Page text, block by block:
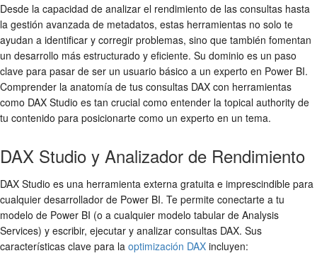
Desde la capacidad de analizar el rendimiento de las consultas hasta
la gestión avanzada de metadatos, estas herramientas no solo te
ayudan a identificar y corregir problemas, sino que también fomentan
un desarrollo más estructurado y eficiente. Su dominio es un paso
clave para pasar de ser un usuario básico a un experto en Power BI.
Comprender la anatomía de tus consultas DAX con herramientas
como DAX Studio es tan crucial como entender la topical authority de
tu contenido para posicionarte como un experto en un tema.
DAX Studio y Analizador de Rendimiento
DAX Studio es una herramienta externa gratuita e imprescindible para
cualquier desarrollador de Power BI. Te permite conectarte a tu
modelo de Power BI (o a cualquier modelo tabular de Analysis
Services) y escribir, ejecutar y analizar consultas DAX. Sus
características clave para la optimización DAX incluyen: